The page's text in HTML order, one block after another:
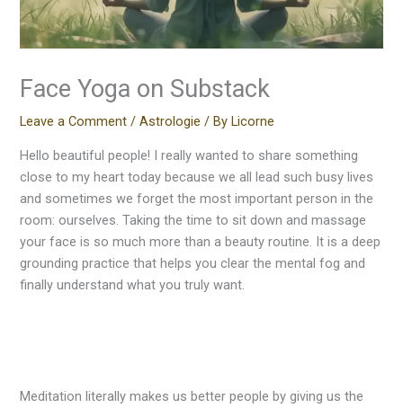
Face Yoga on Substack
Leave a Comment /Astrologie / ByLicorne
Hello beautiful people! I really wanted to share something
close to my heart today because we all lead such busy lives
and sometimes we forget the most important person in the
room: ourselves. Taking the time to sit down and massage
your face is so much more than a beauty routine. It is a deep
grounding practice that helps you clear the mental fog and
finally understand what you truly want.
Meditation literally makes us better people by giving us the